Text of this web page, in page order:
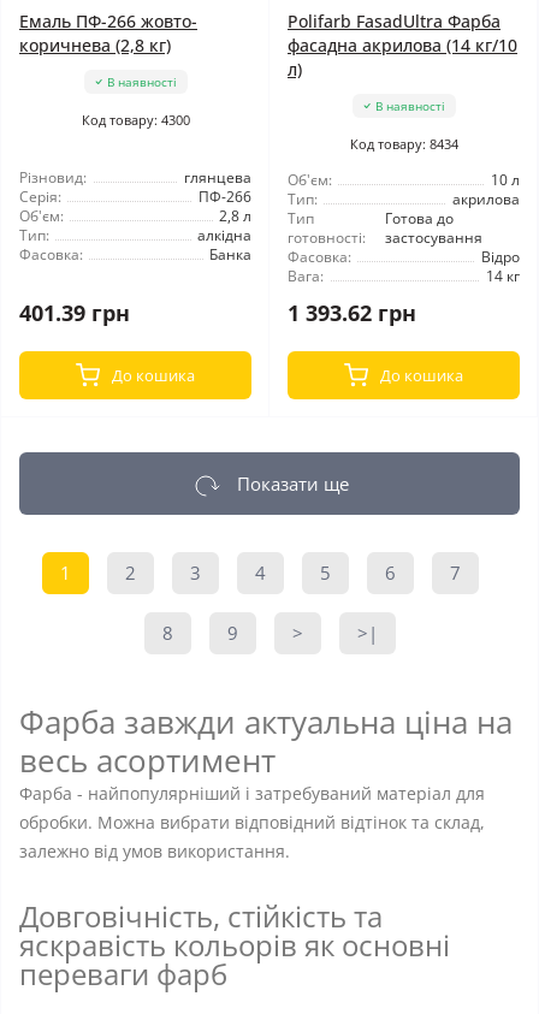
Емаль ПФ-266 жовто-
коричнева (2,8 кг)
В наявності
Код товару: 4300
Різновид:
глянцева
Серія:
ПФ-266
Об'єм:
2,8 л
Тип:
алкідна
Фасовка:
Банка
401.39 грн
До кошика
Polifarb FasadUltra Фарба
фасадна акрилова (14 кг/10
л)
В наявності
Код товару: 8434
Об'єм:
10 л
Тип:
акрилова
Тип
готовності:
Готова до
застосування
Фасовка:
Відро
Вага:
14 кг
1 393.62 грн
До кошика
Показати ще
1 2 3 4 5 6 7
8 9 > >|
Фарба завжди актуальна ціна на
весь асортимент
Фарба - найпопулярніший і затребуваний матеріал для
обробки. Можна вибрати відповідний відтінок та склад,
залежно від умов використання.
Довговічність, стійкість та
яскравість кольорів як основні
переваги фарб